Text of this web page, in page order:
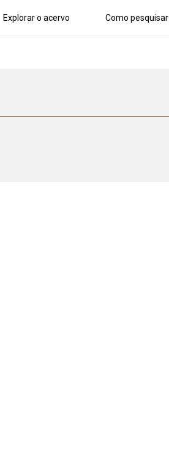
Explorar o acervo Como pesquisar